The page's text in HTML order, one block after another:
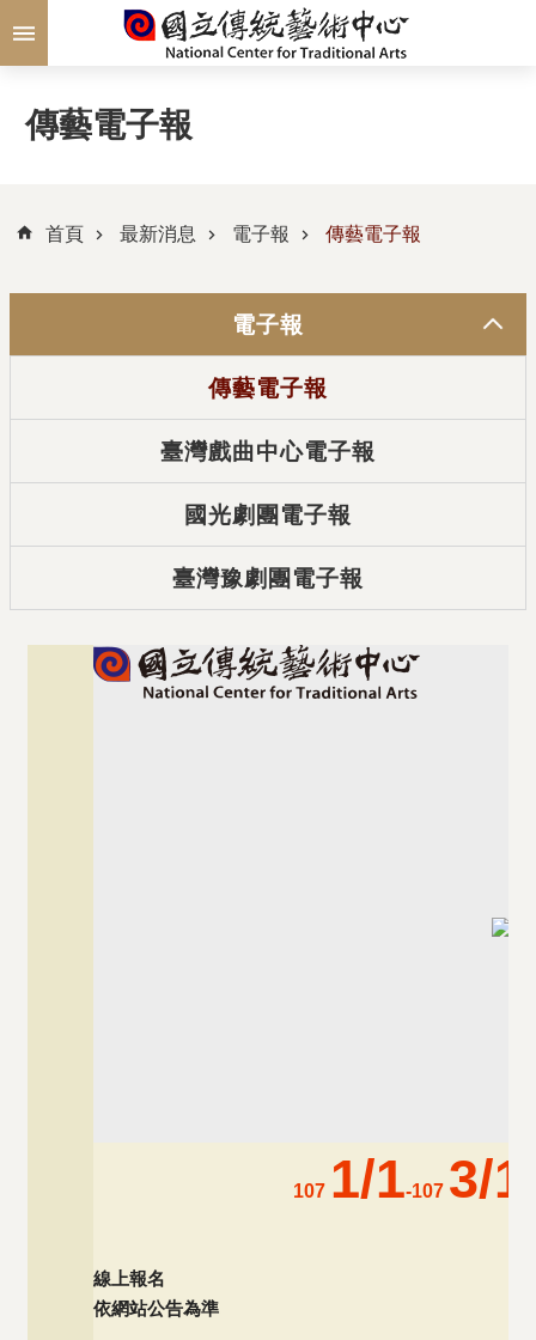
跳到主要內容區塊
傳藝電子報
首頁 最新消息 電子報 傳藝電子報
電子報
傳藝電子報
臺灣戲曲中心電子報
國光劇團電子報
臺灣豫劇團電子報
107 1/1-107 3/1
線上報名
依網站公告為準